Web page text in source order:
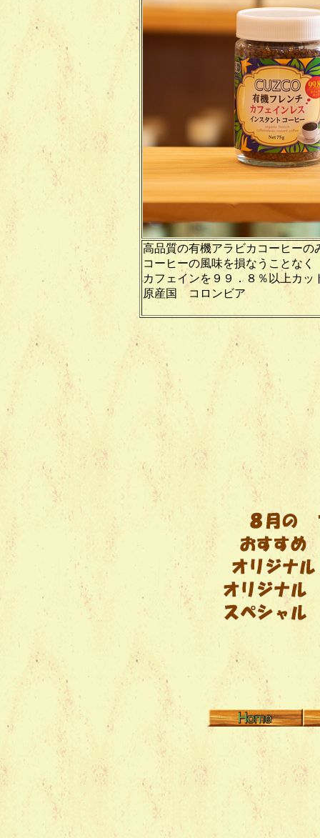
高品質の有機アラビカコーヒーの
コーヒーの風味を損なうことなく
カフェインを９９．８％以上カッ
原産国 コロンビア